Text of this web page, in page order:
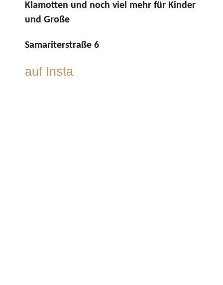
Klamotten und noch viel mehr für Kinder
und Große
Samariterstraße 6
auf Insta